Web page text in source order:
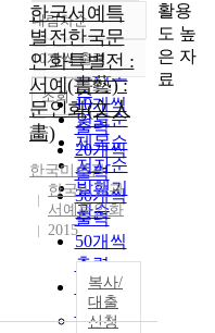
정확도
순
인기도
순
연도순
제목순
저자순
발행기
관순
내림차순
내림차순
10개씩 출력
10개씩
출력
20개씩
출력
30개씩
출력
50개씩
출력
100개씩
출력
조회
한국서예특
별전한국문
인화특별전 :
서예(書藝) :
문인화(文人
畵)
한국미술관
한국미술관
서예문인화
2015
복사/
대출
신청
활용
도 높
은 자
료